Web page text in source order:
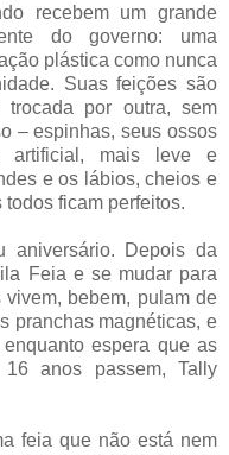
recebem um grande
do governo: uma
plástica como nunca
Suas feições são
por outra, sem
– espinhas, seus ossos
artificial, mais leve e
e os lábios, cheios e
ficam perfeitos.
aniversário. Depois da
Feia e se mudar para
bebem, pulam de
pranchas magnéticas, e
espera que as
anos passem, Tally
feia que não está nem